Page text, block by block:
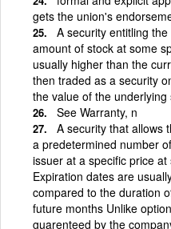
gets the union's
A security entitling
amount of stock at some
usually higher than the
then traded as a security
the value of the underlying
See Warranty, n
A security that allows
a predetermined number
issuer at a specific price
Expiration dates are
compared to the duration
future months Unlike
guarenteed by the